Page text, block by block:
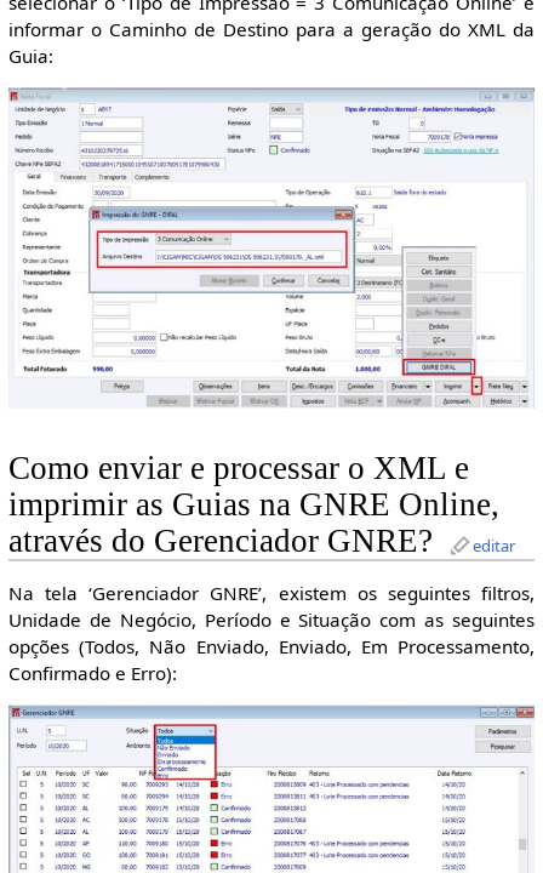
informar o Caminho de Destino para a geração do XML da
Guia:
Como enviar e processar o XML e
imprimir as Guias na GNRE Online,
através do Gerenciador GNRE?
editar
Na tela ‘Gerenciador GNRE’, existem os seguintes filtros,
Unidade de Negócio, Período e Situação com as seguintes
opções (Todos, Não Enviado, Enviado, Em Processamento,
Confirmado e Erro):